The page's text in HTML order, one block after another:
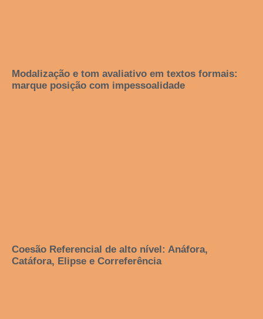
Modalização e tom avaliativo em textos formais:
marque posição com impessoalidade
Coesão Referencial de alto nível: Anáfora,
Catáfora, Elipse e Correferência